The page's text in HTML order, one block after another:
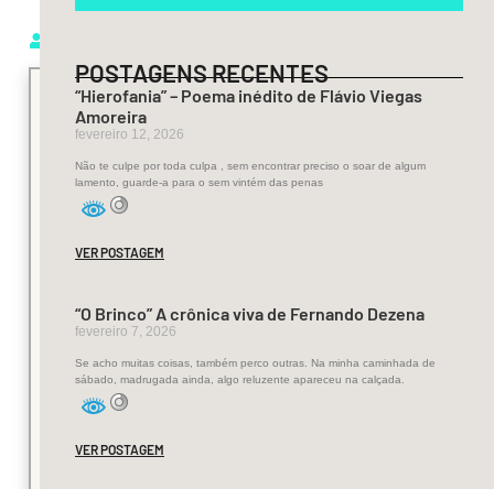
Maria
Teresa
(1937-
2025)
POSTAGENS RECENTES
“Hierofania” – Poema inédito de Flávio Viegas
Amoreira
fevereiro 12, 2026
Não te culpe por toda culpa , sem encontrar preciso o soar de algum
lamento, guarde-a para o sem vintém das penas
VER POSTAGEM
“O Brinco” A crônica viva de Fernando Dezena
fevereiro 7, 2026
Se acho muitas coisas, também perco outras. Na minha caminhada de
sábado, madrugada ainda, algo reluzente apareceu na calçada.
VER POSTAGEM